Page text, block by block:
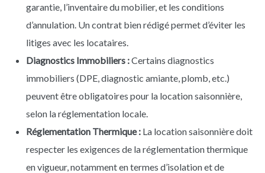
garantie, l’inventaire du mobilier, et les conditions
d’annulation. Un contrat bien rédigé permet d’éviter les
litiges avec les locataires.
Diagnostics Immobiliers :Certains diagnostics
immobiliers (DPE, diagnostic amiante, plomb, etc.)
peuvent être obligatoires pour la location saisonnière,
selon la réglementation locale.
Réglementation Thermique : La location saisonnière doit
respecter les exigences de la réglementation thermique
en vigueur, notamment en termes d’isolation et de